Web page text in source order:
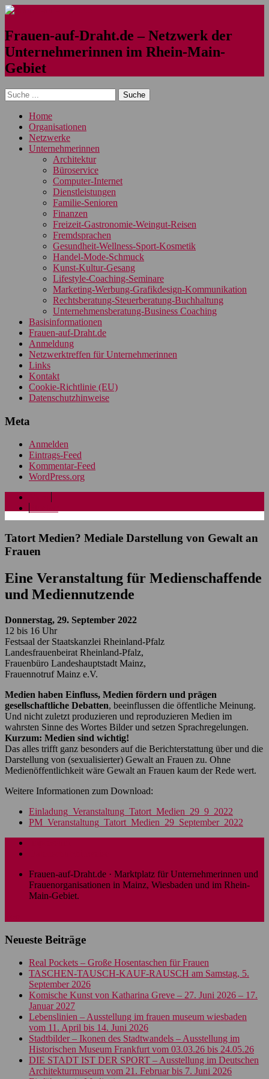
Frauen-auf-Draht.de – Netzwerk der
Unternehmerinnen im Rhein-Main-
Gebiet
Home
Organisationen
Netzwerke
Unternehmerinnen
Architektur
Büroservice
Computer-Internet
Dienstleistungen
Familie-Senioren
Finanzen
Freizeit-Gastronomie-Weingut-Reisen
Fremdsprachen
Gesundheit-Wellness-Sport-Kosmetik
Handel-Mode-Schmuck
Kunst-Kultur-Gesang
Lifestyle-Coaching-Seminare
Marketing-Werbung-Grafikdesign-Kommunikation
Rechtsberatung-Steuerberatung-Buchhaltung
Unternehmensberatung-Business Coaching
Basisinformationen
Frauen-auf-Draht.de
Anmeldung
Netzwerktreffen für Unternehmerinnen
Links
Kontakt
Cookie-Richtlinie (EU)
Datenschutzhinweise
Meta
Anmelden
Eintrags-Feed
Kommentar-Feed
WordPress.org
Tatort Medien? Mediale Darstellung von Gewalt an
Frauen
Eine Veranstaltung für Medienschaffende
und Mediennutzende
Donnerstag, 29. September 2022
12 bis 16 Uhr
Festsaal der Staatskanzlei Rheinland-Pfalz
Landesfrauenbeirat Rheinland-Pfalz,
Frauenbüro Landeshauptstadt Mainz,
Frauennotruf Mainz e.V.
Medien haben Einfluss, Medien fördern und prägen
gesellschaftliche Debatten, beeinflussen die öffentliche Meinung.
Und nicht zuletzt produzieren und reproduzieren Medien im
wahrsten Sinne des Wortes Bilder und setzen Sprachregelungen.
Kurzum: Medien sind wichtig!
Das alles trifft ganz besonders auf die Berichterstattung über und die
Darstellung von (sexualisierter) Gewalt an Frauen zu. Ohne
Medienöffentlichkeit wäre Gewalt an Frauen kaum der Rede wert.
Weitere Informationen zum Download:
Einladung_Veranstaltung_Tatort_Medien_29_9_2022
PM_Veranstaltung_Tatort_Medien_29_September_2022
Frauen-auf-Draht.de · Marktplatz für Unternehmerinnen und
Frauenorganisationen in Mainz, Wiesbaden und im Rhein-
Main-Gebiet.
Neueste Beiträge
Real Pockets – Große Hosentaschen für Frauen
TASCHEN-TAUSCH-KAUF-RAUSCH am Samstag, 5.
September 2026
Komische Kunst von Katharina Greve – 27. Juni 2026 – 17.
Januar 2027
Lebenslinien – Ausstellung im frauen museum wiesbaden
vom 11. April bis 14. Juni 2026
Stadtbilder – Ikonen des Stadtwandels – Ausstellung im
Historischen Museum Frankfurt vom 03.03.26 bis 24.05.26
DIE STADT IST DER SPORT – Ausstellung im Deutschen
Architekturmuseum vom 21. Februar bis 7. Juni 2026